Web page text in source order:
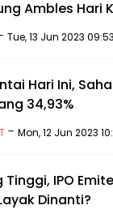
Ambles Hari
Tue, 13 Jun 2023
Hari Ini,
34,93%
-Mon, 12 Jun 2023
Tinggi, IPO
Dinanti?